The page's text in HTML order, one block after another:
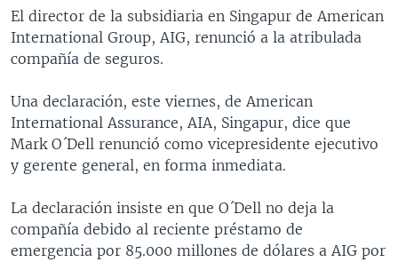
al
navegador
principal
búsqueda
VOA VERIFICA INMIGRACIÓN
VOA VERIFICA AMÉRICA LATINA
ARGENTINA
BOLIVIA
COLOMBIA
CHILE
VENEZUELA
BRASIL
CHINA EN AMÉRICA LATINA
CENTROAMÉRICA
COSTA RICA
EL SALVADOR
NICARAGUA
OTRAS SECCIONES
INMIGRACIÓN
LIBERTAD DE PRENSA
ECONOMÍA
ENTRETENIMIENTO Y CULTURA
ESPECIALES DE LA VOA
LIBERTAD DE PRENSA
MULTIMEDIA
VIDEOS
PROGRAMAS TV
El director de la subsidiaria en Singapur de American
International Group, AIG, renunció a la atribulada
compañía de seguros.
Una declaración, este viernes, de American
International Assurance, AIA, Singapur, dice que
Mark O´Dell renunció como vicepresidente ejecutivo
y gerente general, en forma inmediata.
La declaración insiste en que O´Dell no deja la
compañía debido al reciente préstamo de
emergencia por 85.000 millones de dólares a AIG por